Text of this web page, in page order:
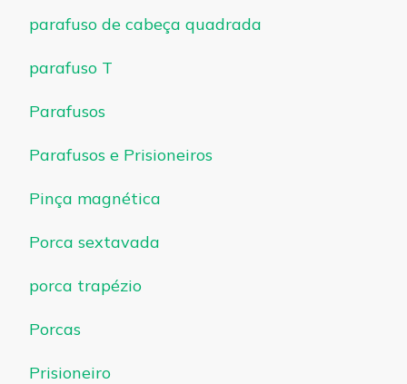
parafuso de cabeça quadrada
parafuso T
Parafusos
Parafusos e Prisioneiros
Pinça magnética
Porca sextavada
porca trapézio
Porcas
Prisioneiro